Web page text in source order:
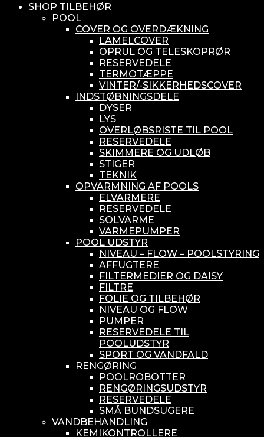
SHOP TILBEHØR
POOL
COVER OG OVERDÆKNING
LAMELCOVER
OPRUL OG TELESKOPRØR
RESERVEDELE
TERMOTÆPPE
VINTER/-SIKKERHEDSCOVER
INDSTØBNINGSDELE
DYSER
LYS
OVERLØBSRISTE TIL POOL
RESERVEDELE
SKIMMERE OG UDLØB
STIGER
TEKNIK
OPVARMNING AF POOLS
ELVARMERE
RESERVEDELE
SOLVARME
VARMEPUMPER
POOL UDSTYR
NIVEAU – FLOW – POOLSTYRING
AFFUGTERE
FILTERMEDIER OG DAISY
FILTRE
FOLIE OG TILBEHØR
NIVEAU OG FLOW
PUMPER
RESERVEDELE TIL
POOLUDSTYR
SPORT OG VANDFALD
RENGØRING
POOLROBOTTER
RENGØRINGSUDSTYR
RESERVEDELE
SMÅ BUNDSUGERE
VANDBEHANDLING
KEMIKONTROLLERE